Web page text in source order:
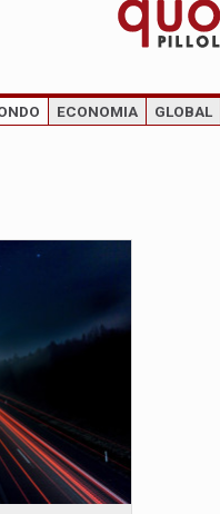
ECONOMIA GLOBAL